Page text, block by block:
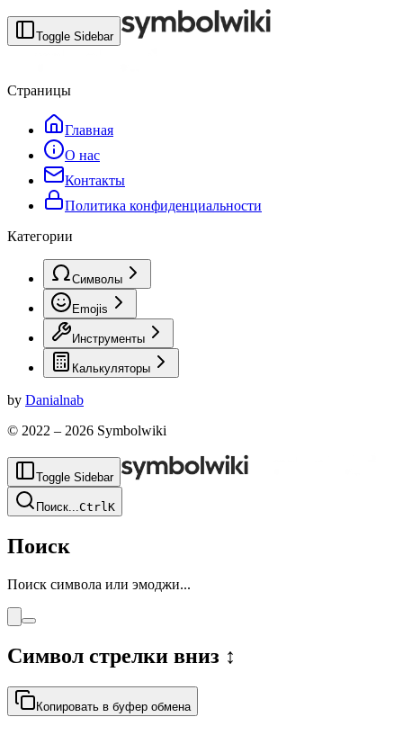
Toggle Sidebar
Страницы
Главная
О нас
Контакты
Политика конфиденциальности
Категории
Символы
Emojis
Инструменты
Калькуляторы
by Danialnab
© 2022 – 2026 Symbolwiki
Toggle Sidebar
Поиск...CtrlK
Поиск
Поиск символа или эмоджи...
Символ стрелки вниз ↕
Копировать в буфер обмена